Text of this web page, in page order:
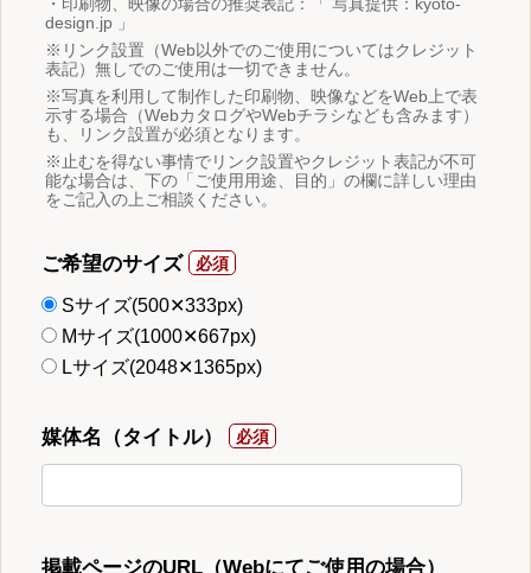
design.jp 」
※リンク設置（Web以外でのご使用についてはクレジット
表記）無しでのご使用は一切できません。
※写真を利用して制作した印刷物、映像などをWeb上で表
示する場合（WebカタログやWebチラシなども含みます）
も、リンク設置が必須となります。
※止むを得ない事情でリンク設置やクレジット表記が不可
能な場合は、下の「ご使用用途、目的」の欄に詳しい理由
をご記入の上ご相談ください。
ご希望のサイズ
Sサイズ(500✕333px)
Mサイズ(1000✕667px)
Lサイズ(2048✕1365px)
媒体名（タイトル）
掲載ページのURL（Webにてご使用の場合）